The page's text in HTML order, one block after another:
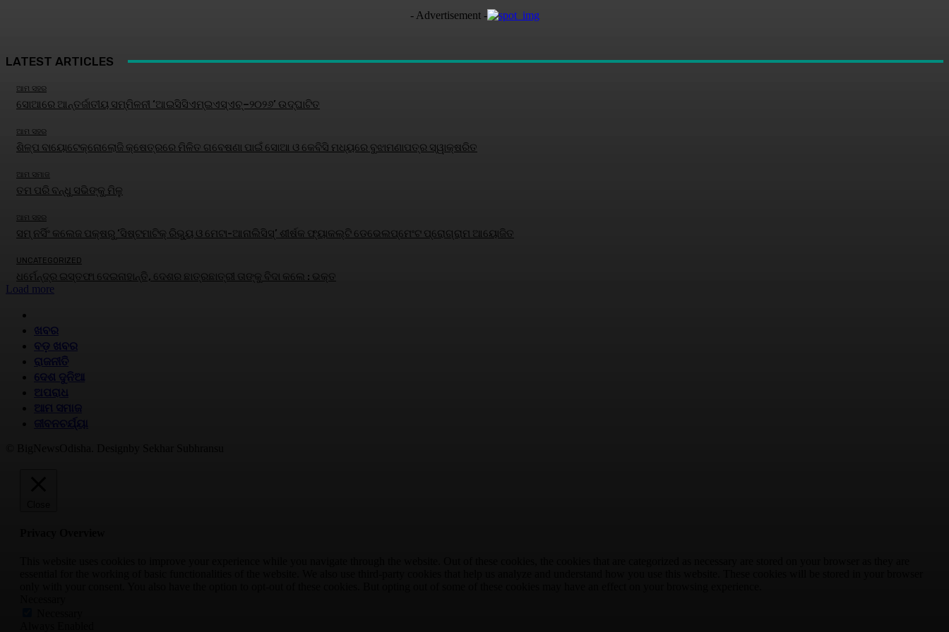
- Advertisement -
LATEST ARTICLES
ଆମ ସହର
ସୋଆରେ ଆନ୍ତର୍ଜାତୀୟ ସମ୍ମିଳନୀ ‘ଆଇସିସିଏମ୍‌ଇଏସ୍‌ଏଚ୍‌–୨୦୨୬’ ଉଦ୍‌ଘାଟିତ
ଆମ ସହର
ଶିଳ୍ପ ବାୟୋଟେକ୍ନୋଲୋଜି କ୍ଷେତ୍ରରେ ମିଳିତ ଗବେଷଣା ପାଇଁ ସୋଆ ଓ କେବିସି ମଧ୍ୟରେ ବୁଝାମଣାପତ୍ର ସ୍ୱାକ୍ଷରିତ
ଆମ ସମାଜ
ତମ ପରି ବନ୍ଧୁ ସଭିଙ୍କୁ ମିଳୁ
ଆମ ସହର
ସମ୍ ନର୍ସିଂ କଲେଜ ପକ୍ଷରୁ ‘ସିଷ୍ଟମାଟିକ୍ ରିଭ୍ୟୁ ଓ ମେଟା-ଆନାଲିସିସ୍‌’ ଶୀର୍ଷକ ଫ୍ୟାକଲ୍ଟି ଡେଭେଲପ୍‌ମେଂଟ ପ୍ରୋଗ୍ରାମ ଆୟୋଜିତ
UNCATEGORIZED
ଧର୍ମେନ୍ଦ୍ର ଇସ୍ତଫା ଦେଇନାହାନ୍ତି, ଦେଶର ଛାତ୍ରଛାତ୍ରୀ ତାଙ୍କୁ ବିଦା କଲେ : ଭକ୍ତ
Load more
ଖବର
ବଡ଼ ଖବର
ରାଜନୀତି
ଦେଶ ଦୁନିଆ
ଅପରାଧ